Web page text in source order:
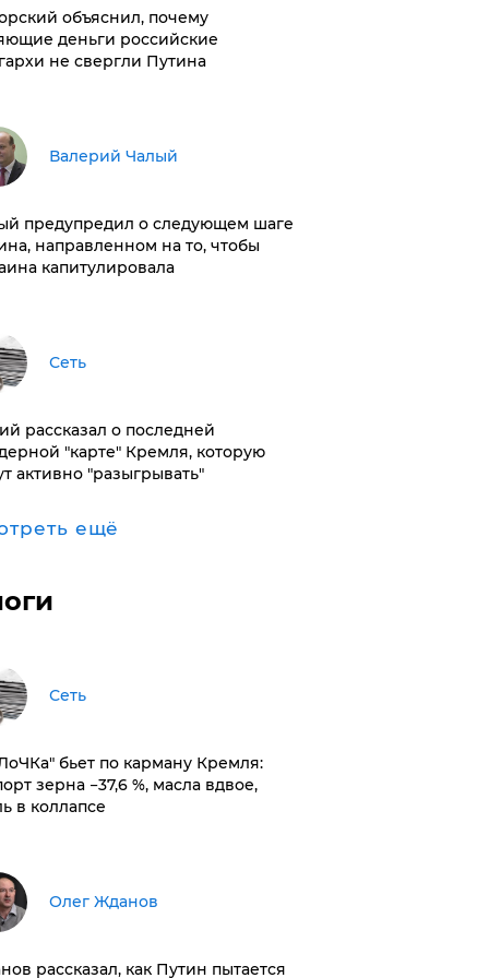
объяснил, почему
деньги российские
не свергли Путина
Валерий Чалый
предупредил о следующем шаге
направленном на то, чтобы
капитулировала
Сеть
рассказал о последней
"карте" Кремля, которую
активно "разыгрывать"
ещё
Сеть
бьет по карману Кремля:
зерна −37,6 %, масла вдвое,
в коллапсе
Олег Жданов
рассказал, как Путин пытается